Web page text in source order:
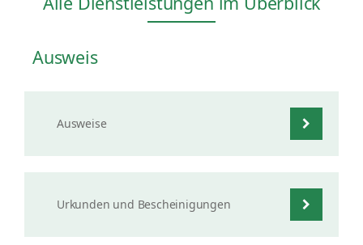
Ausweis
Ausweise
Urkunden und Bescheinigungen